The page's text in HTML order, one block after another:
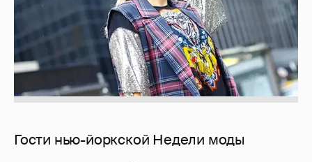
Гости нью-йоркской Недели моды